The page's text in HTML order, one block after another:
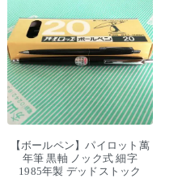
【ボールペン】パイロット萬
年筆 黒軸 ノック式 細字
1985年製 デッドストック